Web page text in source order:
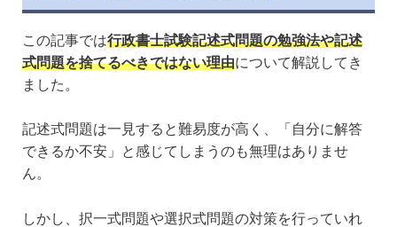
この記事では行政書士試験記述式問題の勉強法や記述
式問題を捨てるべきではない理由について解説してき
ました。
記述式問題は一見すると難易度が高く、「自分に解答
できるか不安」と感じてしまうのも無理はありませ
ん。
しかし、択一式問題や選択式問題の対策を行っていれ